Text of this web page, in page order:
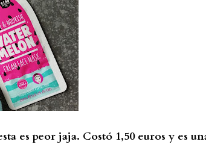
es peor jaja. Costó 1,50 euros y es